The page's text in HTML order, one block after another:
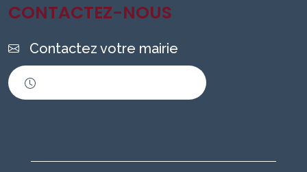
CONTACTEZ-NOUS
Contactez votre mairie